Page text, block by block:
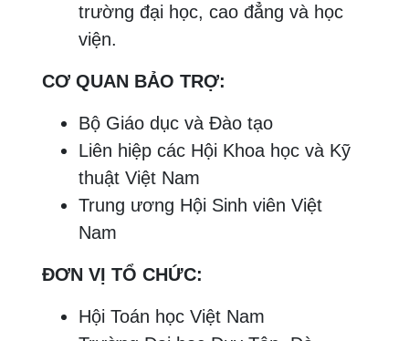
trường đại học, cao đẳng và học
viện.
CƠ QUAN BẢO TRỢ:
Bộ Giáo dục và Đào tạo
Liên hiệp các Hội Khoa học và Kỹ
thuật Việt Nam
Trung ương Hội Sinh viên Việt
Nam
ĐƠN VỊ TỔ CHỨC:
Hội Toán học Việt Nam